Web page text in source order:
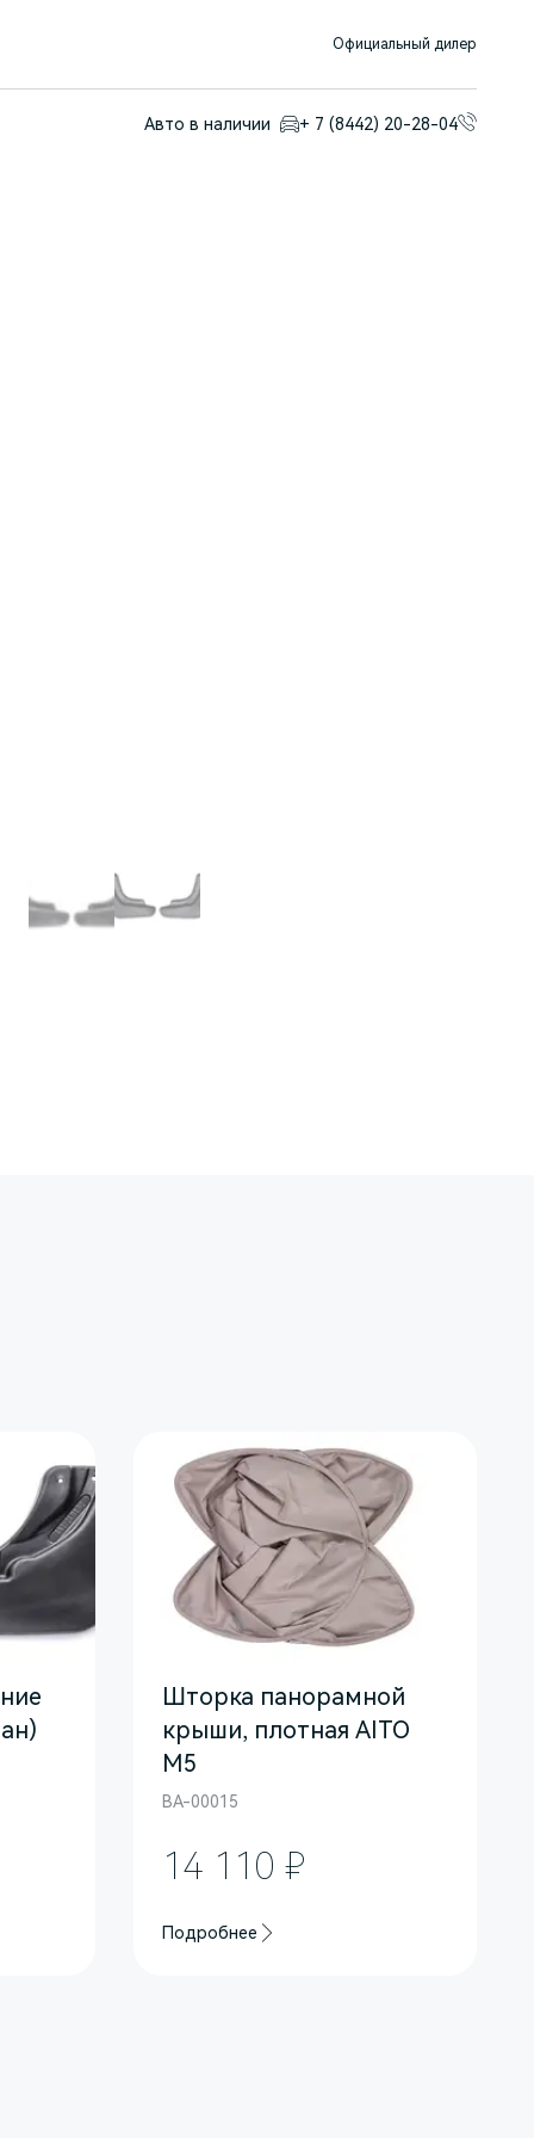
Официальный дилер
Авто в наличии + 7 (8442) 20-28-04
Шторка панорамной
крыши, плотная AITO
M5
BA-00015
14 110 ₽
Подробнее